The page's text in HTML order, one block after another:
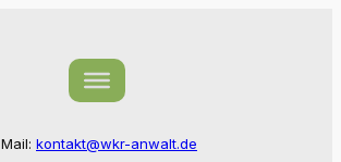
Mail: kontakt@wkr-anwalt.de